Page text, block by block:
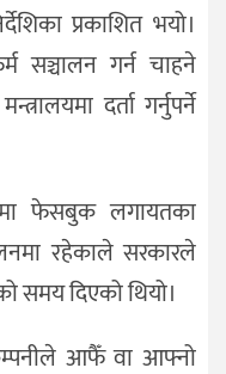
प्रकाशित भयो।
सञ्चालन गर्न चाहने
दर्ता गर्नुपर्ने
फेसबुक लगायतका
रहेकाले सरकारले
समय दिएको थियो।
आफैँ वा आफ्नो